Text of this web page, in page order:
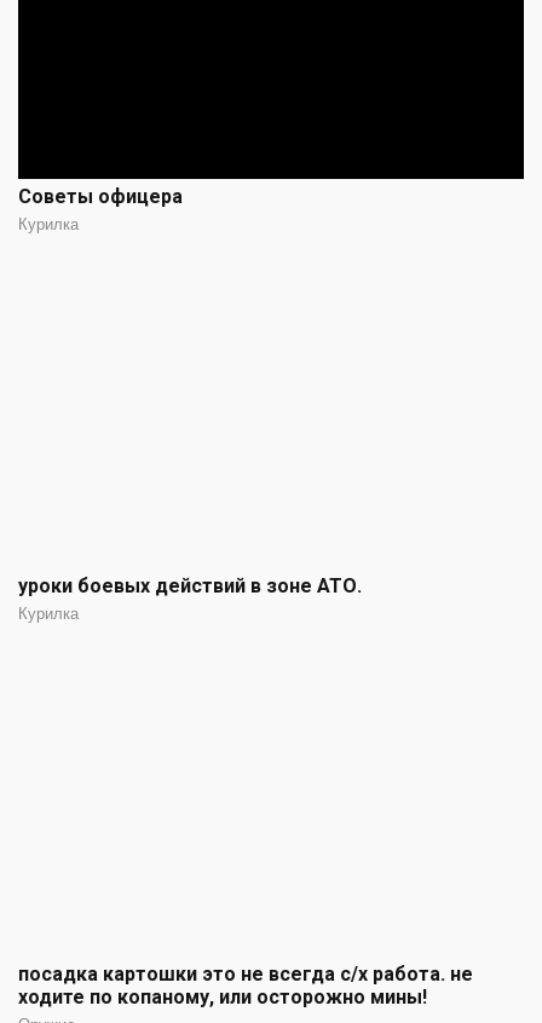
Советы офицера
Курилка
уроки боевых действий в зоне АТО.
Курилка
посадка картошки это не всегда с/х работа. не
ходите по копаному, или осторожно мины!